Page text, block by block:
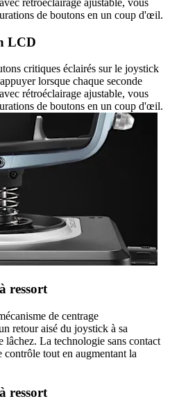
de boutons en un coup d'œil.
LCD
critiques éclairés sur le joystick
lorsque chaque seconde
rétroéclairage ajustable, vous
de boutons en un coup d'œil.
ressort
de centrage
retour aisé du joystick à sa
lâchez. La technologie sans contact
tout en augmentant la
ressort